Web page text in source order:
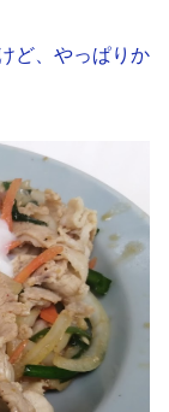
ど、やっぱりか